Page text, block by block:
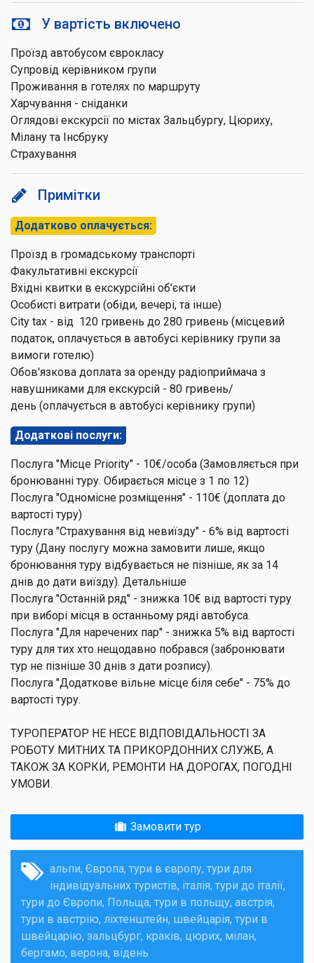
У вартість включено
Проїзд автобусом єврокласу
Супровід керівником групи
Проживання в готелях по маршруту
Харчування - сніданки
Оглядові екскурсії по містах Зальцбургу, Цюриху,
Мілану та Інсбруку
Страхування
Примітки
Додатково оплачується:
Проїзд в громадському транспорті
Факультативні екскурсії
Вхідні квитки в екскурсійні об'єкти
Особисті витрати (обіди, вечері, та інше)
City tax - від 120 гривень до 280 гривень (місцевий
податок, оплачується в автобусі керівнику групи за
вимоги готелю)
Обов'язкова доплата за оренду радіоприймача з
навушниками для екскурсій - 80 гривень/
день (оплачується в автобусі керівнику групи)
Додаткові послуги:
Послуга "Місце Priority" - 10€/особа (Замовляється при
бронюванні туру. Обирається місце з 1 по 12)
Послуга "Одномісне розміщення" - 110€ (доплата до
вартості туру)
Послуга "Страхування від невиїзду" - 6% від вартості
туру (Дану послугу можна замовити лише, якщо
бронювання туру відбувається не пізніше, як за 14
днів до дати виїзду). Детальніше
Послуга "Останній ряд" - знижка 10€ від вартості туру
при виборі місця в останньому ряді автобуса.
Послуга "Для наречених пар" - знижка 5% від вартості
туру для тих хто нещодавно побрався (забронювати
тур не пізніше 30 днів з дати розпису).
Послуга "Додаткове вільне місце біля себе" - 75% до
вартості туру.
ТУРОПЕРАТОР НЕ НЕСЕ ВІДПОВІДАЛЬНОСТІ ЗА
РОБОТУ МИТНИХ ТА ПРИКОРДОННИХ СЛУЖБ, А
ТАКОЖ ЗА КОРКИ, РЕМОНТИ НА ДОРОГАХ, ПОГОДНІ
УМОВИ.
Замовити тур
альпи Європа тури в європу тури для
індивідуальних туристів італія тури до італії
тури до Європи Польща тури в польщу австрія
тури в австрію ліхтенштейн швейцарія тури в
швейцарію зальцбург краків цюрих мілан
бергамо верона відень